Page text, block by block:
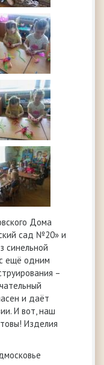
Дома
сад №20» и
синельной
ещё одним
–
и даёт
И вот, наш
Изделия